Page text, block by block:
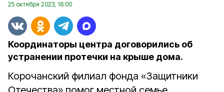
25 октября 2023, 16:00
Координаторы центра договорились об
устранении протечки на крыше дома.
Корочанский филиал фонда «Защитники